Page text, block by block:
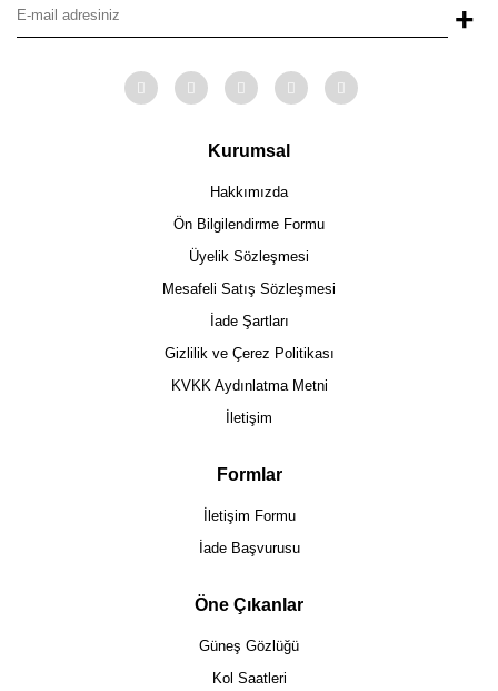
+
Kurumsal
Hakkımızda
Ön Bilgilendirme Formu
Üyelik Sözleşmesi
Mesafeli Satış Sözleşmesi
İade Şartları
Gizlilik ve Çerez Politikası
KVKK Aydınlatma Metni
İletişim
Formlar
İletişim Formu
İade Başvurusu
Öne Çıkanlar
Güneş Gözlüğü
Kol Saatleri